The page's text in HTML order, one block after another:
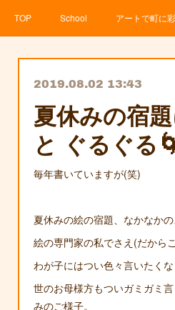
TOP School アートで町に
2019.08.02 13:43
夏休みの宿
と ぐるぐる
毎年書いていますが(笑)
夏休みの絵の宿題、なかなかの
絵の専門家の私でさえ(だから
わが子にはつい色々言いたくな
世のお母様方もついガミガミ
みのご様子。